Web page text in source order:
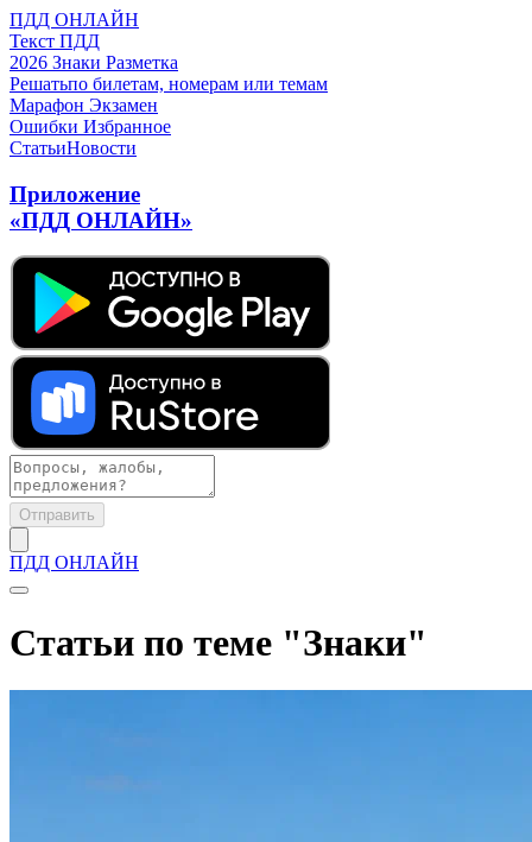
ПДД ОНЛАЙН
Текст ПДД
2026 Знаки Разметка
Решатьпо билетам, номерам или темам
Марафон Экзамен
Ошибки Избранное
СтатьиНовости
Приложение
«ПДД ОНЛАЙН»
Отправить
ПДД ОНЛАЙН
Статьи по теме "Знаки"